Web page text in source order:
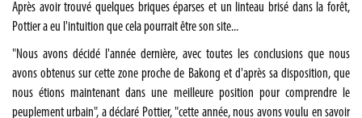
Après avoir trouvé quelques briques éparses et un linteau brisé dans la forêt,
Pottier a eu l'intuition que cela pourrait être son site...
"Nous avons décidé l'année dernière, avec toutes les conclusions que nous
avons obtenus sur cette zone proche de Bakong et d'après sa disposition, que
nous étions maintenant dans une meilleure position pour comprendre le
peuplement urbain", a déclaré Pottier, "cette année, nous avons voulu en savoir